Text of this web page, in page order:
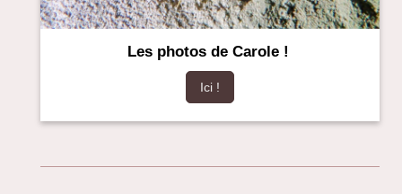
Les photos de Carole !
Ici !